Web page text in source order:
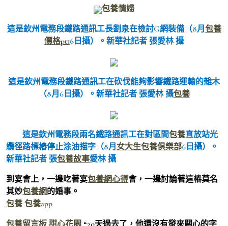
包養情婦
這是欽州電務段鐵路通訊工長劉泉在檢討G網裝備（8月 包養
價格ptt6日攝）。新華社記者 張愛林 攝
這是欽州電務段鐵路通訊工在砍伐能夠影響鐵路運輸的雜木
（8月6日攝）。新華社記者 張愛林 攝包養
這是欽州電務段兩名鐵路通訊工在對區間包養直放站光
纜徑路標樁停止涂油描字（8月 女大生包養俱樂部6日攝）。
新華社記者 張包養故事愛林 攝
到宴會上，一邊吃著宴包養網心得會，一邊討論著這樁莫名
其妙包養網的婚事。
包養 包養app
包養留言板 甜心花園 “20天過去了，他還沒有發來關心的字